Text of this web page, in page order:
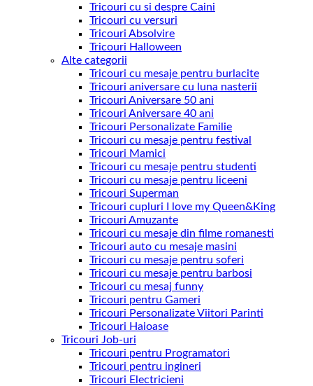
Tricouri cu si despre Caini
Tricouri cu versuri
Tricouri Absolvire
Tricouri Halloween
Alte categorii
Tricouri cu mesaje pentru burlacite
Tricouri aniversare cu luna nasterii
Tricouri Aniversare 50 ani
Tricouri Aniversare 40 ani
Tricouri Personalizate Familie
Tricouri cu mesaje pentru festival
Tricouri Mamici
Tricouri cu mesaje pentru studenti
Tricouri cu mesaje pentru liceeni
Tricouri Superman
Tricouri cupluri I love my Queen&King
Tricouri Amuzante
Tricouri cu mesaje din filme romanesti
Tricouri auto cu mesaje masini
Tricouri cu mesaje pentru soferi
Tricouri cu mesaje pentru barbosi
Tricouri cu mesaj funny
Tricouri pentru Gameri
Tricouri Personalizate Viitori Parinti
Tricouri Haioase
Tricouri Job-uri
Tricouri pentru Programatori
Tricouri pentru ingineri
Tricouri Electricieni